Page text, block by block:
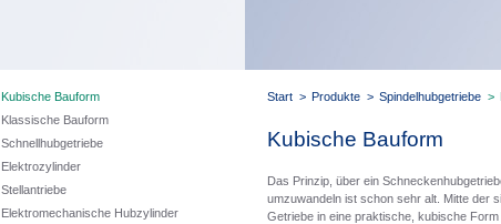
Kubische Bauform
Klassische Bauform
Schnellhubgetriebe
Elektrozylinder
Stellantriebe
Elektromechanische Hubzylinder
Start > Produkte > Spindelhubgetriebe >
Kubische Bauform
Das Prinzip, über ein
umzuwandeln ist schon sehr alt. Mitte der
Getriebe in eine praktische, kubische